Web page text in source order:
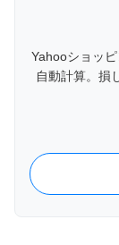
Yahooショッ
自動計算。損